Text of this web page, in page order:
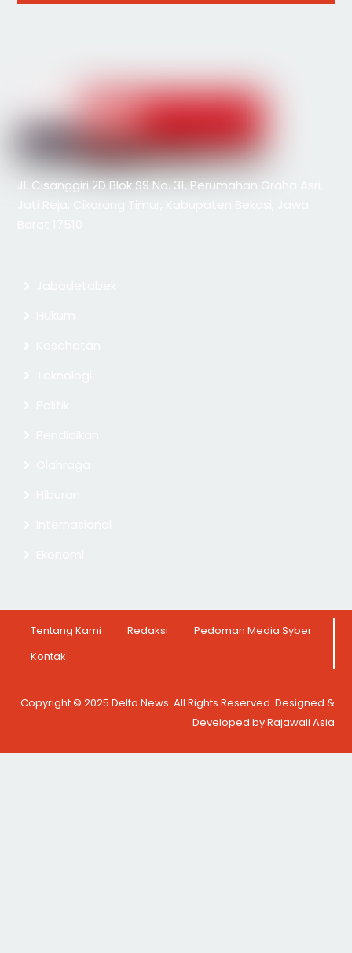
Jl. Cisanggiri 2D Blok S9 No. 31, Perumahan Graha Asri,
Jati Reja, Cikarang Timur, Kabupaten Bekasi, Jawa
Tentang Kami Redaksi
Pedoman Media Syber
Kontak
Copyright © 2025 Delta News. All Rights Reserved. Designed &
Developed by Rajawali Asia